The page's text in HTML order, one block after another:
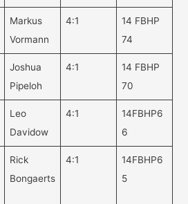
Markus
Vormann
4:1
14 FBHP
74
Joshua
Pipeloh
4:1
14 FBHP
70
Leo
Davidow
4:1
14FBHP6
6
Rick
Bongaerts
4:1
14FBHP6
5